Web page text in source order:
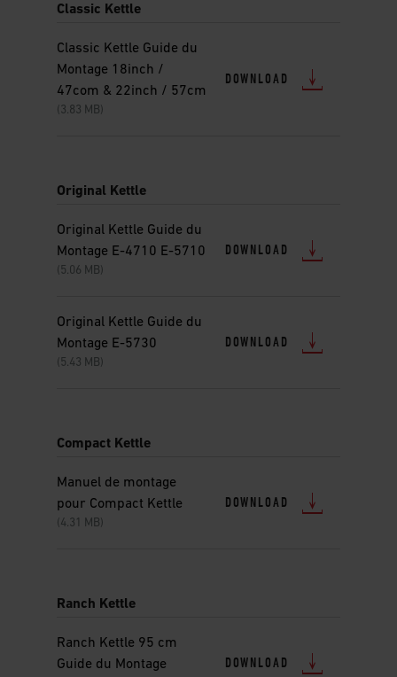
Classic Kettle
Classic Kettle Guide du
Montage 18inch /
47com & 22inch / 57cm
(3.83 MB)
DOWNLOAD
Original Kettle
Original Kettle Guide du
Montage E-4710 E-5710
(5.06 MB)
DOWNLOAD
Original Kettle Guide du
Montage E-5730
(5.43 MB)
DOWNLOAD
Compact Kettle
Manuel de montage
pour Compact Kettle
(4.31 MB)
DOWNLOAD
Ranch Kettle
Ranch Kettle 95 cm
Guide du Montage
DOWNLOAD